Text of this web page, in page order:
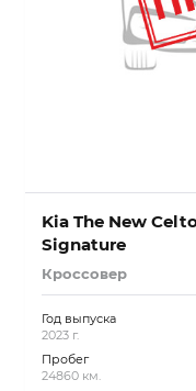
Kia The New
Signature
Кроссовер
Год выпуска
2023 г.
Пробег
24860 км.